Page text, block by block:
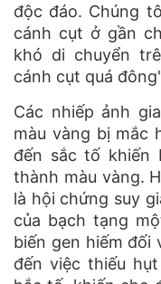
độc đáo. Chúng
cánh cụt ở gần
khó di chuyển
cánh cụt quá
Các nhiếp ảnh
màu vàng bị mắc
đến sắc tố khiến
thành màu vàng.
là hội chứng suy
của bạch tạng
biến gen hiếm đối
đến việc thiếu